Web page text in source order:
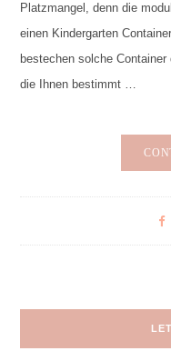
Platzmangel, denn die
einen Kindergarten
bestechen solche
die Ihnen bestimmt …